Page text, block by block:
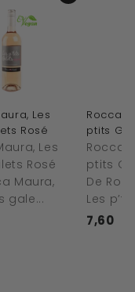
Les
Rosé
Les
Rosé
Maura,
gale...
Rocca
ptits
Rocca
ptits
De
Les
7,60